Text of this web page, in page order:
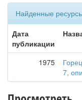
Найденные
Дата
публикации
1975
7,